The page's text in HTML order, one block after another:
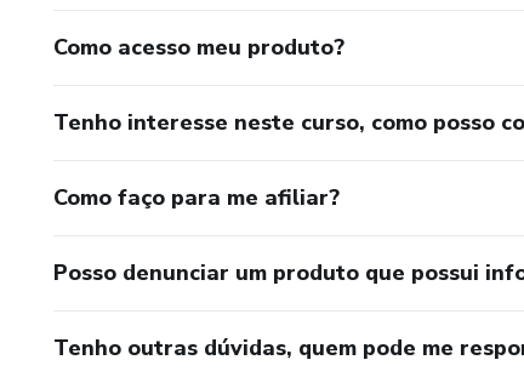
Como acesso meu produto?
Tenho interesse neste curso, como posso
Como faço para me afiliar?
Posso denunciar um produto que possui
Tenho outras dúvidas, quem pode me